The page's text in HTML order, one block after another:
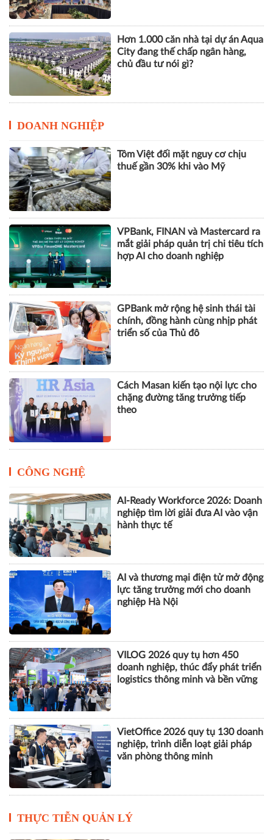
Hơn 1.000 căn nhà tại dự án Aqua
City đang thế chấp ngân hàng,
chủ đầu tư nói gì?
DOANH NGHIỆP
Tôm Việt đối mặt nguy cơ chịu
thuế gần 30% khi vào Mỹ
VPBank, FINAN và Mastercard ra
mắt giải pháp quản trị chi tiêu tích
hợp AI cho doanh nghiệp
GPBank mở rộng hệ sinh thái tài
chính, đồng hành cùng nhịp phát
triển số của Thủ đô
Cách Masan kiến tạo nội lực cho
chặng đường tăng trưởng tiếp
theo
CÔNG NGHỆ
AI-Ready Workforce 2026: Doanh
nghiệp tìm lời giải đưa AI vào vận
hành thực tế
AI và thương mại điện tử mở động
lực tăng trưởng mới cho doanh
nghiệp Hà Nội
VILOG 2026 quy tụ hơn 450
doanh nghiệp, thúc đẩy phát triển
logistics thông minh và bền vững
VietOffice 2026 quy tụ 130 doanh
nghiệp, trình diễn loạt giải pháp
văn phòng thông minh
THỰC TIỄN QUẢN LÝ